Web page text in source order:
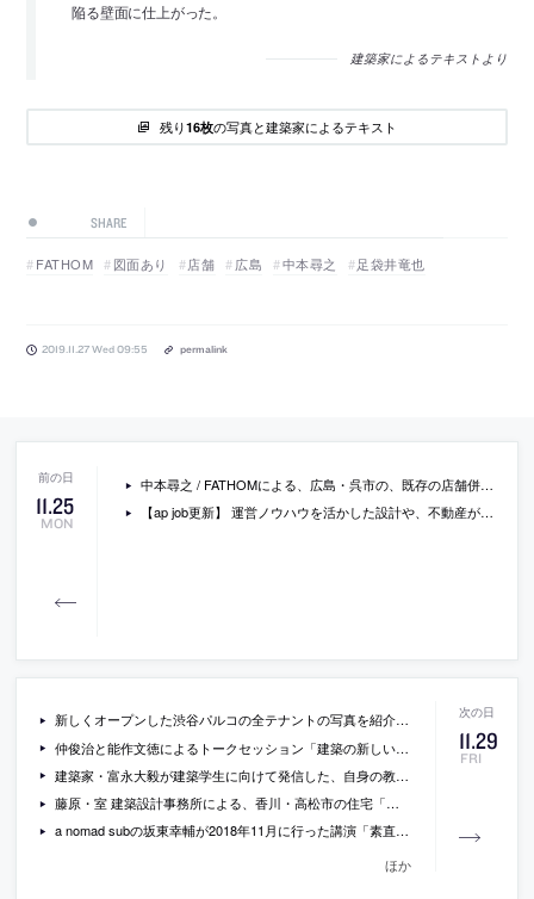
陥る壁面に仕上がった。
建築家によるテキストより
残り16枚の写真と建築家によるテキスト
SHARE
FATHOM 図面あり 店舗 広島 中本尋之 足袋井竜也
2019.11.27 Wed 09:55 permalink
11.25
MON
中本尋之 / FATHOMによる、広島・呉市の、既存の店舗併用住宅を改修したフラワーショップ「botanico」
【ap job更新】 運営ノウハウを活かした設計や、不動産が持つポテンシャルの最大限化を強みとする「リアルゲイト」が、組織拡大のため設計スタッフなどを増員募集中
11.29
FRI
新しくオープンした渋谷パルコの全テナントの写真を紹介している記事
仲俊治と能作文徳によるトークセッション「建築の新しい位置づけ」の内容
建築家・富永大毅が建築学生に向けて発信した、自身の教育経験の中で気づいた「建築の批評性」を持ち得る作品を作る為の3つのアプローチ
藤原・室 建築設計事務所による、香川・高松市の住宅「高松のガレージハウス」
a nomad subの坂東幸輔が2018年11月に行った講演「素直な建築の佇まい」の動画
ほか